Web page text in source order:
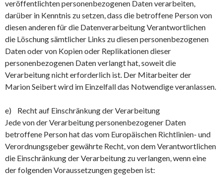
veröffentlichten personenbezogenen Daten verarbeiten,
darüber in Kenntnis zu setzen, dass die betroffene Person von
diesen anderen für die Datenverarbeitung Verantwortlichen
die Löschung sämtlicher Links zu diesen personenbezogenen
Daten oder von Kopien oder Replikationen dieser
personenbezogenen Daten verlangt hat, soweit die
Verarbeitung nicht erforderlich ist. Der Mitarbeiter der
Marion Seibert wird im Einzelfall das Notwendige veranlassen.
e) Recht auf Einschränkung der Verarbeitung
Jede von der Verarbeitung personenbezogener Daten
betroffene Person hat das vom Europäischen Richtlinien- und
Verordnungsgeber gewährte Recht, von dem Verantwortlichen
die Einschränkung der Verarbeitung zu verlangen, wenn eine
der folgenden Voraussetzungen gegeben ist: